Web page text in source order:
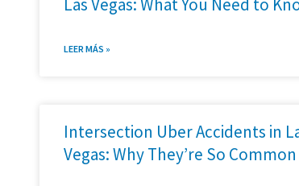
LEER MÁS »
Intersection Uber Accidents in
Vegas: Why They’re So Common